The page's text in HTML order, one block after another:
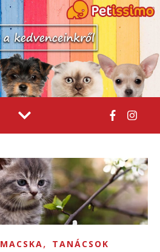
MACSKA, TANÁCSOK